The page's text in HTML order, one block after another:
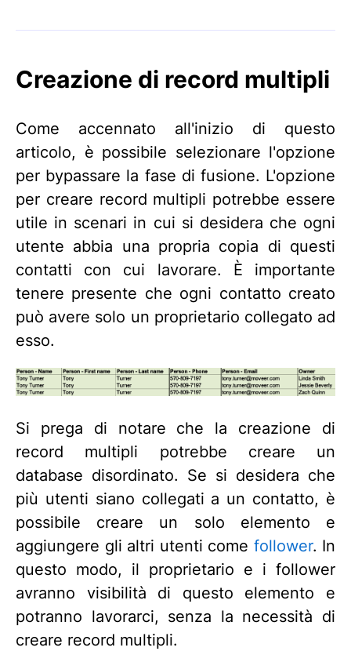
Creazione di record multipli
Come accennato all'inizio di questo
articolo, è possibile selezionare l'opzione
per bypassare la fase di fusione. L'opzione
per creare record multipli potrebbe essere
utile in scenari in cui si desidera che ogni
utente abbia una propria copia di questi
contatti con cui lavorare. È importante
tenere presente che ogni contatto creato
può avere solo un proprietario collegato ad
esso.
Si prega di notare che la creazione di
record multipli potrebbe creare un
database disordinato. Se si desidera che
più utenti siano collegati a un contatto, è
possibile creare un solo elemento e
aggiungere gli altri utenti come follower. In
questo modo, il proprietario e i follower
avranno visibilità di questo elemento e
potranno lavorarci, senza la necessità di
creare record multipli.